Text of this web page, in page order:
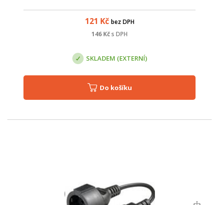
121 Kč bez DPH
146 Kčs DPH
SKLADEM (EXTERNÍ)
Do košíku